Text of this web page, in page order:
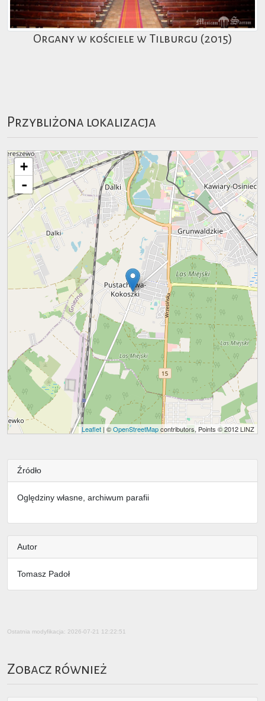
Organy w kościele w Tilburgu (2015)
Przybliżona lokalizacja
+
-
Leaflet | ©OpenStreetMapcontributors, Points © 2012 LINZ
Źródło
Oględziny własne, archiwum parafii
Autor
Tomasz Padoł
Ostatnia modyfikacja: 2026-07-21 12:22:51
Zobacz również